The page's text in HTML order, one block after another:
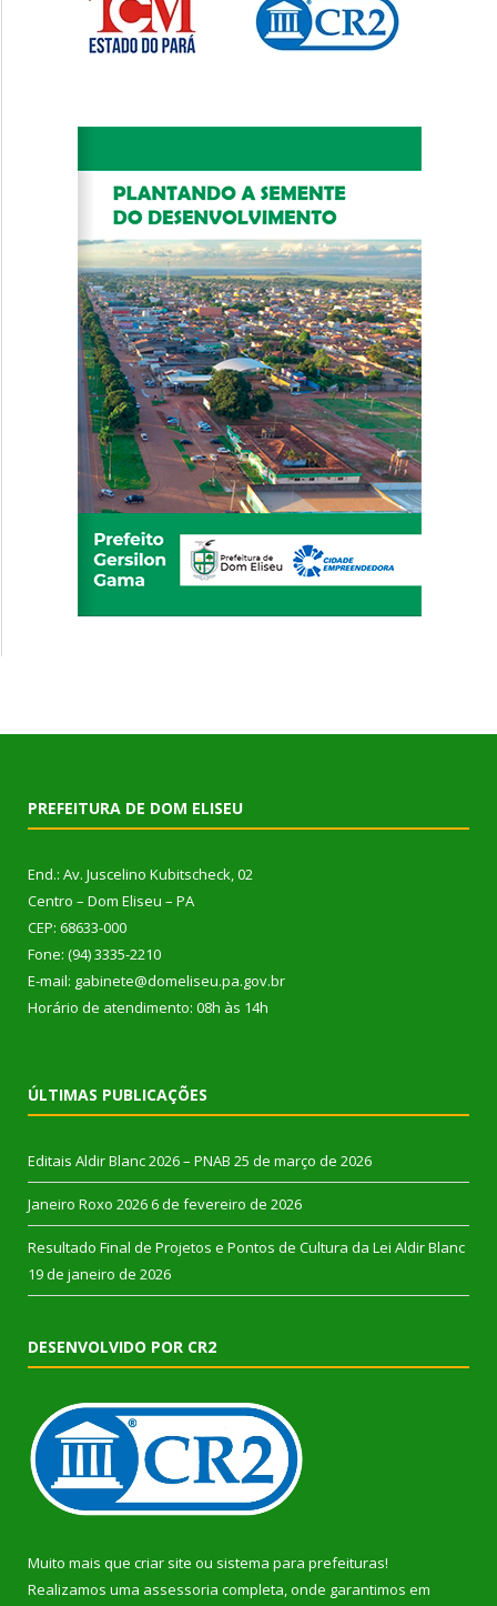
PREFEITURA DE DOM ELISEU
End.: Av. Juscelino Kubitscheck, 02
Centro – Dom Eliseu – PA
CEP: 68633-000
Fone: (94) 3335-2210
E-mail: gabinete@domeliseu.pa.gov.br
Horário de atendimento: 08h às 14h
ÚLTIMAS PUBLICAÇÕES
Editais Aldir Blanc 2026 – PNAB 25 de março de 2026
Janeiro Roxo 2026 6 de fevereiro de 2026
Resultado Final de Projetos e Pontos de Cultura da Lei Aldir Blanc
19 de janeiro de 2026
DESENVOLVIDO POR CR2
Muito mais que criar site ou sistema para prefeituras!
Realizamos uma assessoria completa, onde garantimos em